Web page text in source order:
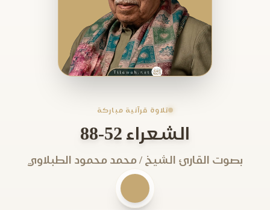
تلاوة قرآنية مباركة
الشعراء 52-88
بصوت القارئ الشيخ / محمد محمود الطبلاوي